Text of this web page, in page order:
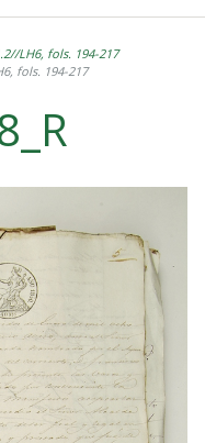
LH6, fols. 194-217
fols. 194-217